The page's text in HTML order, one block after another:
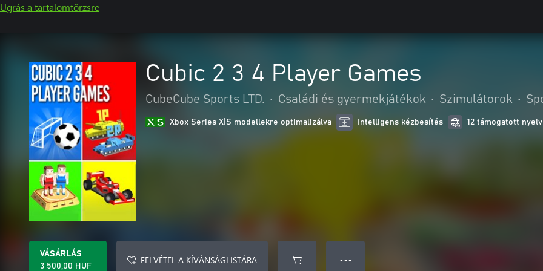
Ugrás a tartalomtörzsre
Cubic 2 3 4 Player Games
CubeCube Sports LTD. • Családi és gyermekjátékok • Szimulátorok •
Xbox Series X|S modellekre optimalizálva Intelligens kézbesítés 12 támogatott nyelv
VÁSÁRLÁS
3 500,00 HUF
FELVÉTEL A KÍVÁNSÁGLISTÁRA ● ● ●